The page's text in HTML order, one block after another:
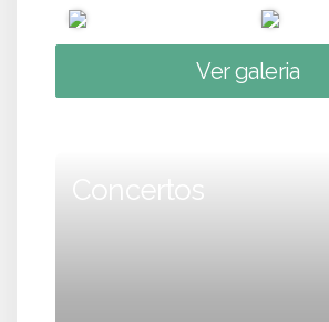
Ver galeria
Concertos